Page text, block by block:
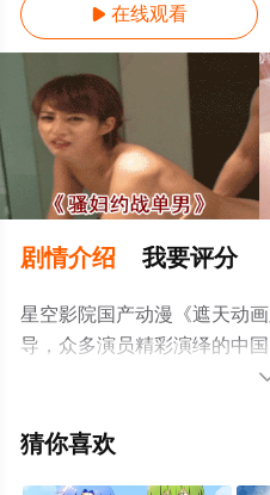
 在线观看
剧情介绍 我要评分
星空影院国产动漫《遮天动
导，众多演员精彩演绎的中
清未删减完整版动漫全集就
猜你喜欢